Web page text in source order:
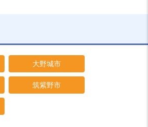
大野城市
筑紫野市